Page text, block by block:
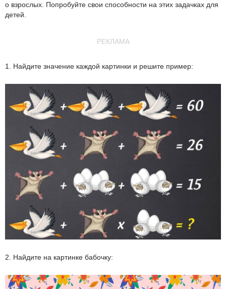
о взрослых. Попробуйте свои способности на этих задачках для
детей.
РЕКЛАМА
1. Найдите значение каждой картинки и решите пример:
2. Найдите на картинке бабочку: